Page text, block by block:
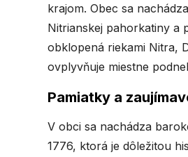
krajom. Obec sa
Nitrianskej pahorkatiny a
obklopená riekami Nitra,
ovplyvňuje miestne
Pamiatky a
V obci sa nachádza
1776, ktorá je dôležitou